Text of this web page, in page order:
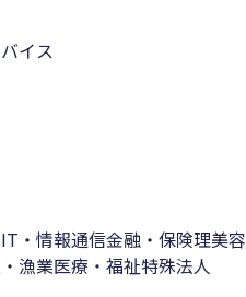
イス
IT・情報通信金融・保険理美容
漁業医療・福祉特殊法人